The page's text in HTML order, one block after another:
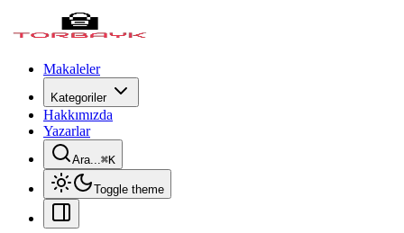
Makaleler
Kategoriler
Hakkımızda
Yazarlar
Ara...⌘K
Toggle theme